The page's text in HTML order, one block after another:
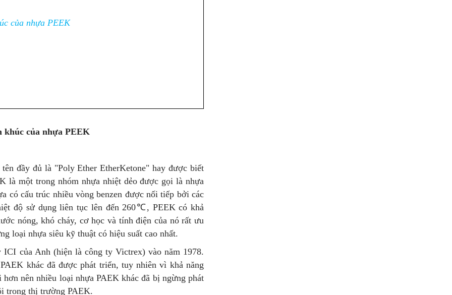
của nhựa PEEK
khúc của nhựa PEEK
đầy đủ là "Poly Ether EtherKetone" hay được biết
là một trong nhóm nhựa nhiệt dẻo được gọi là nhựa
có cấu trúc nhiều vòng benzen được nối tiếp bởi các
độ sử dụng liên tục lên đến 260℃, PEEK có khả
nóng, khó cháy, cơ học và tính điện của nó rất ưu
loại nhựa siêu kỹ thuật có hiệu suất cao nhất.
của Anh (hiện là công ty Victrex) vào năm 1978.
khác đã được phát triển, tuy nhiên vì khả năng
nên nhiều loại nhựa PAEK khác đã bị ngừng phát
trong thị trường PAEK.